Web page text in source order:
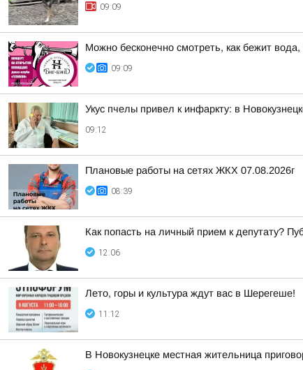
09:09
Можно бесконечно смотреть, как бежит
09:09
Укус пчелы привел к инфаркту: в
09:12
Плановые работы на сетях ЖКХ 07.08.2026г
08:39
Как попасть на личный прием к депутату?
12:06
Лето, горы и культура ждут вас в Шерегеше!
11:12
В Новокузнецке местная жительница